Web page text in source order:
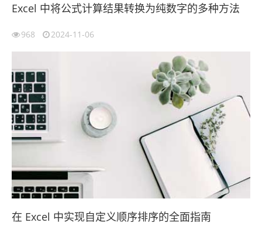
Excel 中将公式计算结果转换为纯数字的多种方法
968 2024-11-06
在 Excel 中实现自定义顺序排序的全面指南